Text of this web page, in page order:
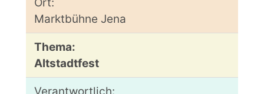
Marktbühne Jena
Altstadtfest